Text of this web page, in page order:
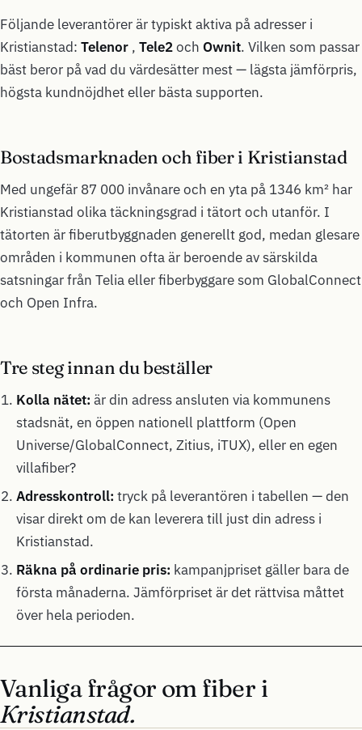
Följande leverantörer är typiskt aktiva på adresser i
Kristianstad: Telenor , Tele2och Ownit. Vilken som passar
bäst beror på vad du värdesätter mest — lägsta jämförpris,
högsta kundnöjdhet eller bästa supporten.
Bostadsmarknaden och fiber i Kristianstad
Med ungefär 87 000 invånare och en yta på 1346 km² har
Kristianstad olika täckningsgrad i tätort och utanför. I
tätorten är fiberutbyggnaden generellt god, medan glesare
områden i kommunen ofta är beroende av särskilda
satsningar från Telia eller fiberbyggare som GlobalConnect
och Open Infra.
Tre steg innan du beställer
Kolla nätet: är din adress ansluten via kommunens
stadsnät, en öppen nationell plattform (Open
Universe/GlobalConnect, Zitius, iTUX), eller en egen
villafiber?
Adresskontroll: tryck på leverantören i tabellen — den
visar direkt om de kan leverera till just din adress i
Kristianstad.
Räkna på ordinarie pris: kampanjpriset gäller bara de
första månaderna. Jämförpriset är det rättvisa måttet
över hela perioden.
Vanliga frågor om fiber i
Kristianstad.